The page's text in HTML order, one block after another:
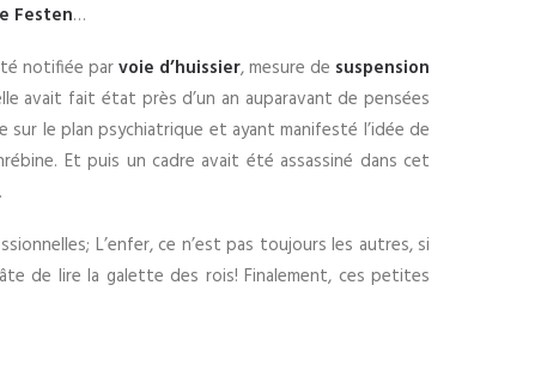
Festen…
notifiée parvoie d’huissier, mesure de suspension
avait fait état près d’un an auparavant de pensées
le plan psychiatrique et ayant manifesté l’idée de
Et puis un cadre avait été assassiné dans cet
L’enfer, ce n’est pas toujours les autres, si
de lire la galette des rois! Finalement, ces petites